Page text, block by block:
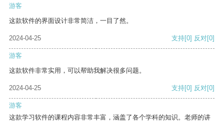
游客
这款软件的界面设计非常简洁，一目了然。
2024-04-25 支持[0] 反对[0]
游客
这款软件非常实用，可以帮助我解决很多问题。
2024-04-25 支持[0] 反对[0]
游客
这款学习软件的课程内容非常丰富，涵盖了各个学科的知识。老师的讲